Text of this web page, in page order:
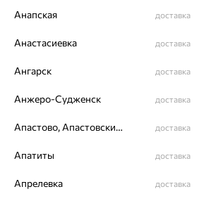
Кольцо,
раухтопаз
6 063₽
Печатка,
Печатка,
раухтопаз
9 701₽
Анапская доставка
Анастасиевка доставка
Ангарск доставка
Анжеро-Судженск доставка
Апастово, Апастовский район доставка
Апатиты доставка
Апрелевка доставка